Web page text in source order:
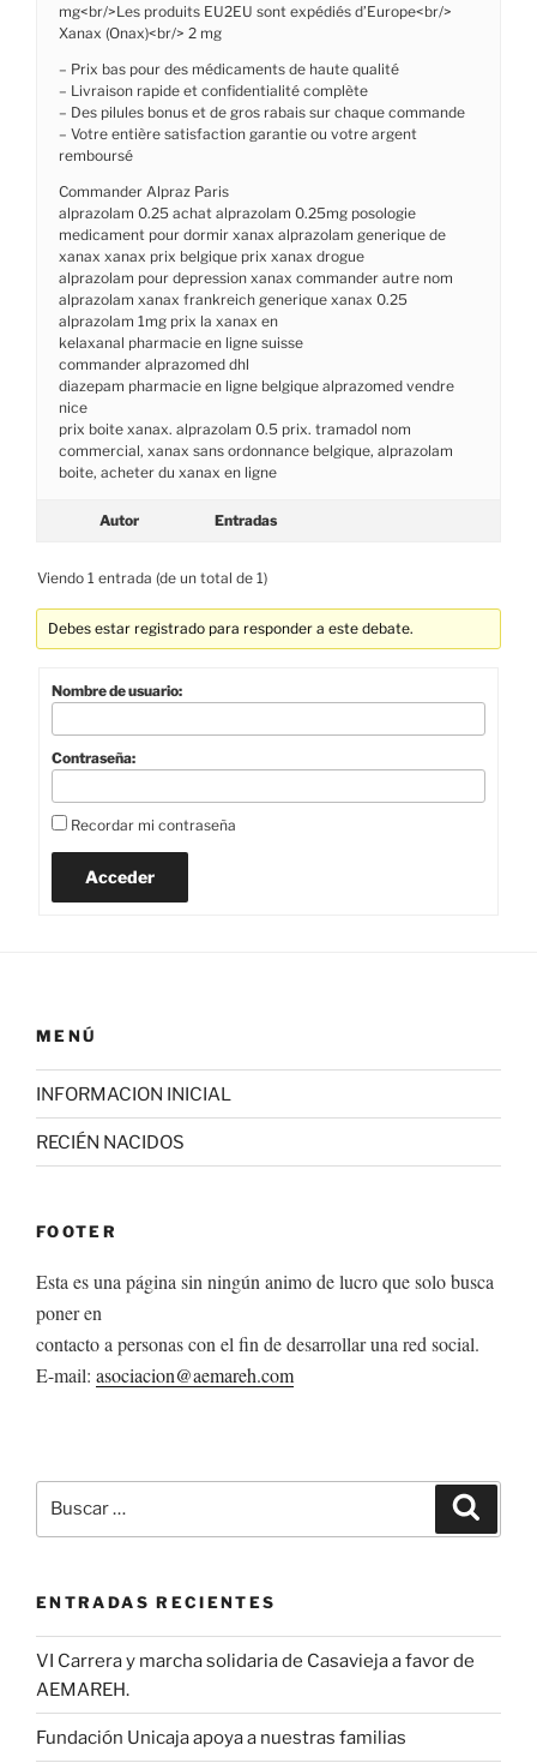
mg<br/>Les produits EU2EU sont expédiés d’Europe<br/>
Xanax (Onax)<br/> 2 mg
– Prix bas pour des médicaments de haute qualité
– Livraison rapide et confidentialité complète
– Des pilules bonus et de gros rabais sur chaque commande
– Votre entière satisfaction garantie ou votre argent
remboursé
Commander Alpraz Paris
alprazolam 0.25 achat alprazolam 0.25mg posologie
medicament pour dormir xanax alprazolam generique de
xanax xanax prix belgique prix xanax drogue
alprazolam pour depression xanax commander autre nom
alprazolam xanax frankreich generique xanax 0.25
alprazolam 1mg prix la xanax en
kelaxanal pharmacie en ligne suisse
commander alprazomed dhl
diazepam pharmacie en ligne belgique alprazomed vendre
nice
prix boite xanax. alprazolam 0.5 prix. tramadol nom
commercial, xanax sans ordonnance belgique, alprazolam
boite, acheter du xanax en ligne
Autor Entradas
Viendo 1 entrada (de un total de 1)
Debes estar registrado para responder a este debate.
Nombre de usuario:
Contraseña:
Recordar mi contraseña
Acceder
MENÚ
INFORMACION INICIAL
RECIÉN NACIDOS
FOOTER
Esta es una página sin ningún animo de lucro que solo busca
poner en
contacto a personas con el fin de desarrollar una red social.
E-mail: asociacion@aemareh.com
por:
ENTRADAS RECIENTES
VI Carrera y marcha solidaria de Casavieja a favor de
AEMAREH.
Fundación Unicaja apoya a nuestras familias